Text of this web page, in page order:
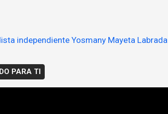
independiente Yosmany Mayeta Labrada
PARA TI